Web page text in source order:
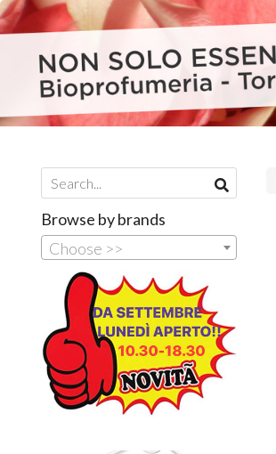
Browse by brands
Choose >>